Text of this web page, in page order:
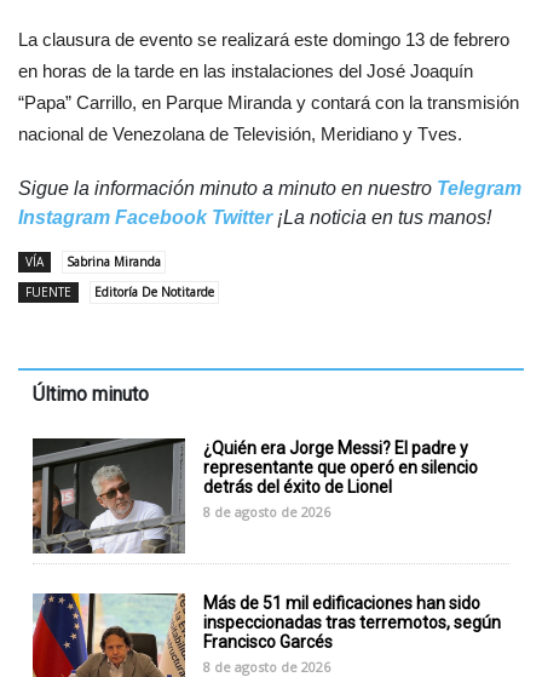
La clausura de evento se realizará este domingo 13 de febrero
en horas de la tarde en las instalaciones del José Joaquín
“Papa” Carrillo, en Parque Miranda y contará con la transmisión
nacional de Venezolana de Televisión, Meridiano y Tves.
Sigue la información minuto a minuto en nuestro Telegram
Instagram Facebook Twitter¡La noticia en tus manos!
VÍA
Sabrina Miranda
FUENTE
Editoría De Notitarde
Último minuto
¿Quién era Jorge Messi? El padre y
representante que operó en silencio
detrás del éxito de Lionel
8 de agosto de 2026
Más de 51 mil edificaciones han sido
inspeccionadas tras terremotos, según
Francisco Garcés
8 de agosto de 2026